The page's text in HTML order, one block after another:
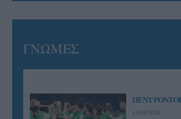
ΓΝΩΜΕΣ
ΠΕΝΥ
11/03/2026